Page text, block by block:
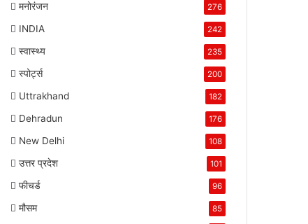
मनोरंजन 276
INDIA 242
स्वास्थ्य 235
स्पोर्ट्स 200
Uttrakhand 182
Dehradun 176
New Delhi 108
उत्तर प्रदेश 101
फीचर्ड 96
मौसम 85